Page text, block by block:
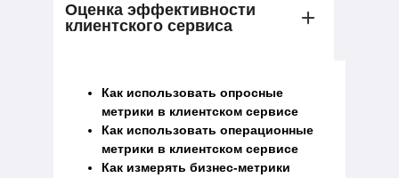
Оценка эффективности
клиентского сервиса
Как использовать опросные
метрики в клиентском сервисе
Как использовать операционные
метрики в клиентском сервисе
Как измерять бизнес-метрики